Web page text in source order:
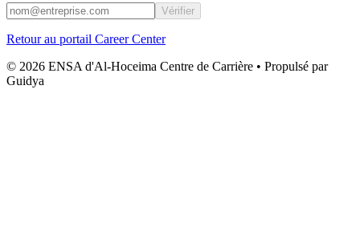
Vérifier
Retour au portail Career Center
© 2026 ENSA d'Al-Hoceima Centre de Carrière • Propulsé par
Guidya